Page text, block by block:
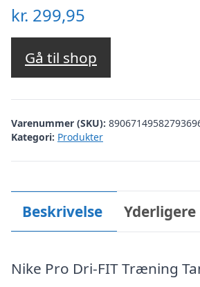
kr. 299,95
Gå til shop
Varenummer (SKU):
Kategori: Produkter
Beskrivelse
Nike Pro Dri-FIT Træning